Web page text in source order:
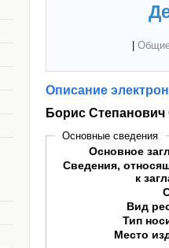
Описание
Борис
Основные сведения
Основное
Сведения,
к
Вид
Тип
Место